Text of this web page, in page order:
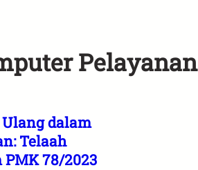
Pelayanan
dalam
Telaah
78/2023